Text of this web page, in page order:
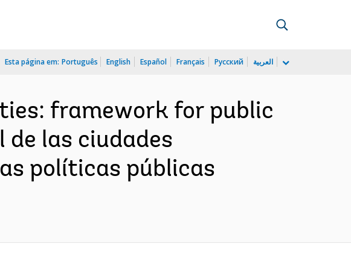
Esta página em: Português English Español Français Русский العربية
framework for public
las ciudades
políticas públicas